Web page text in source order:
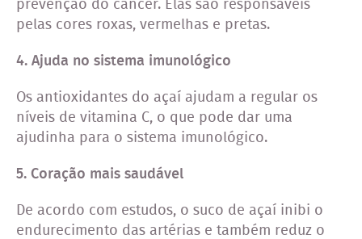
prevenção do câncer. Elas são responsáveis
pelas cores roxas, vermelhas e pretas.
4. Ajuda no sistema imunológico
Os antioxidantes do açaí ajudam a regular os
níveis de vitamina C, o que pode dar uma
ajudinha para o sistema imunológico.
5. Coração mais saudável
De acordo com estudos, o suco de açaí inibi o
endurecimento das artérias e também reduz o